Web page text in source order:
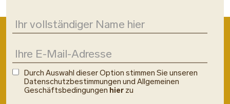
Durch Auswahl dieser Option stimmen Sie unseren
Datenschutzbestimmungen und Allgemeinen
Geschäftsbedingungen hier zu